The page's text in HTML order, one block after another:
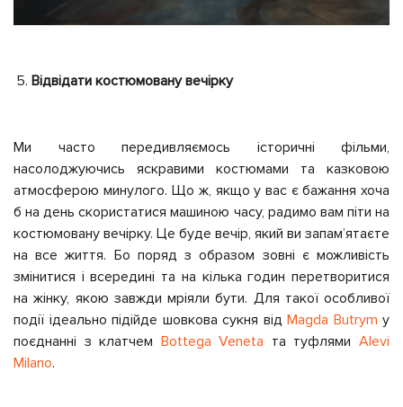
Відвідати костюмовану вечірку
Ми часто передивляємось історичні фільми,
насолоджуючись яскравими костюмами та казковою
атмосферою минулого. Що ж, якщо у вас є бажання хоча
б на день скористатися машиною часу, радимо вам піти на
костюмовану вечірку. Це буде вечір, який ви запам’ятаєте
на все життя. Бо поряд з образом зовні є можливість
змінитися і всередині та на кілька годин перетворитися
на жінку, якою завжди мріяли бути. Для такої особливої
події ідеально підійде шовкова сукня від Magda Butrym у
поєднанні з клатчем Bottega Veneta та туфлямиAlevi
Milano.